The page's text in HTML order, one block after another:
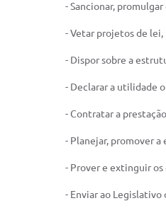
- Sancionar,
- Vetar projetos de
- Dispor sobre a
- Declarar a utilidade
- Contratar a
- Planejar, promover
- Prover e extinguir
- Enviar ao